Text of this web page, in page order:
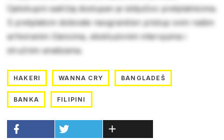
Cjelokupni sadržaj dostupan je isključivo pretplatnicima.
S pretplatom dobivate neograničen pristup svim našim
arhiviranim člancima, ekskluzivnim intervjuima i
stručnim analizama.
HAKERI WANNA CRY BANGLADEŠ
BANKA FILIPINI